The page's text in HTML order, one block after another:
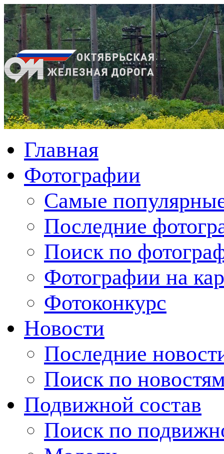
Главная
Фотографии
Cамые
Последние
Поиск по
Фотографии на
Фотоконкурс
Новости
Последние
Поиск по
Подвижной состав
Поиск по